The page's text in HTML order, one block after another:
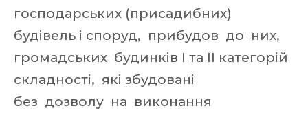
господарських (присадибних)
будівель і споруд, прибудов до них,
громадських будинків I та II категорій
складності, які збудовані
без дозволу на виконання